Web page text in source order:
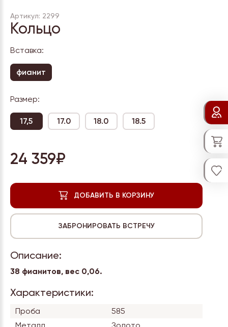
Артикул: 2299
Кольцо
Вставка:
фианит
Размер:
17,5 17.0 18.0 18.5
24 359₽
Описание:
38 фианитов, вес 0,06.
Характеристики:
Проба
585